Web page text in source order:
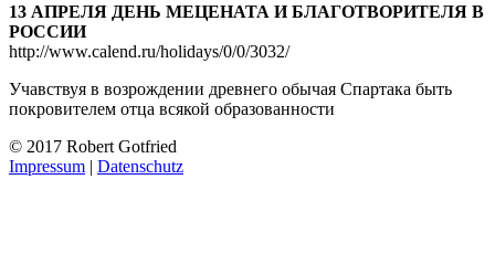
13 АПРЕЛЯ ДЕНЬ МЕЦЕНАТА И БЛАГОТВОРИТЕЛЯ В
РОССИИ
http://www.calend.ru/holidays/0/0/3032/
Учавствуя в возрождении древнего обычая Спартака быть
покровителем отца всякой образованности
© 2017 Robert Gotfried
Impressum | Datenschutz